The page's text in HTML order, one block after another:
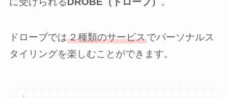
ドローブでは２種類のサービスでパーソナルス
タイリングを楽しむことができます。